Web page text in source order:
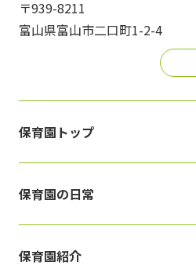
〒939-8211
富山県富山市二口町1-2-4
保育園トップ
保育園の日常
保育園紹介